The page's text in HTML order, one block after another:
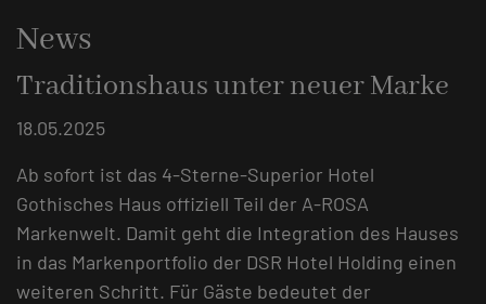
News
Traditionshaus unter neuer Marke
18.05.2025
Ab sofort ist das 4-Sterne-Superior Hotel
Gothisches Haus offiziell Teil der A-ROSA
Markenwelt. Damit geht die Integration des Hauses
in das Markenportfolio der DSR Hotel Holding einen
weiteren Schritt. Für Gäste bedeutet der